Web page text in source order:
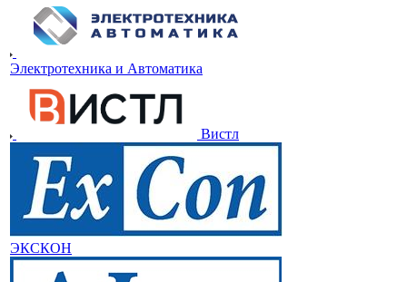
Электротехника и Автоматика
Вистл
ЭКСКОН